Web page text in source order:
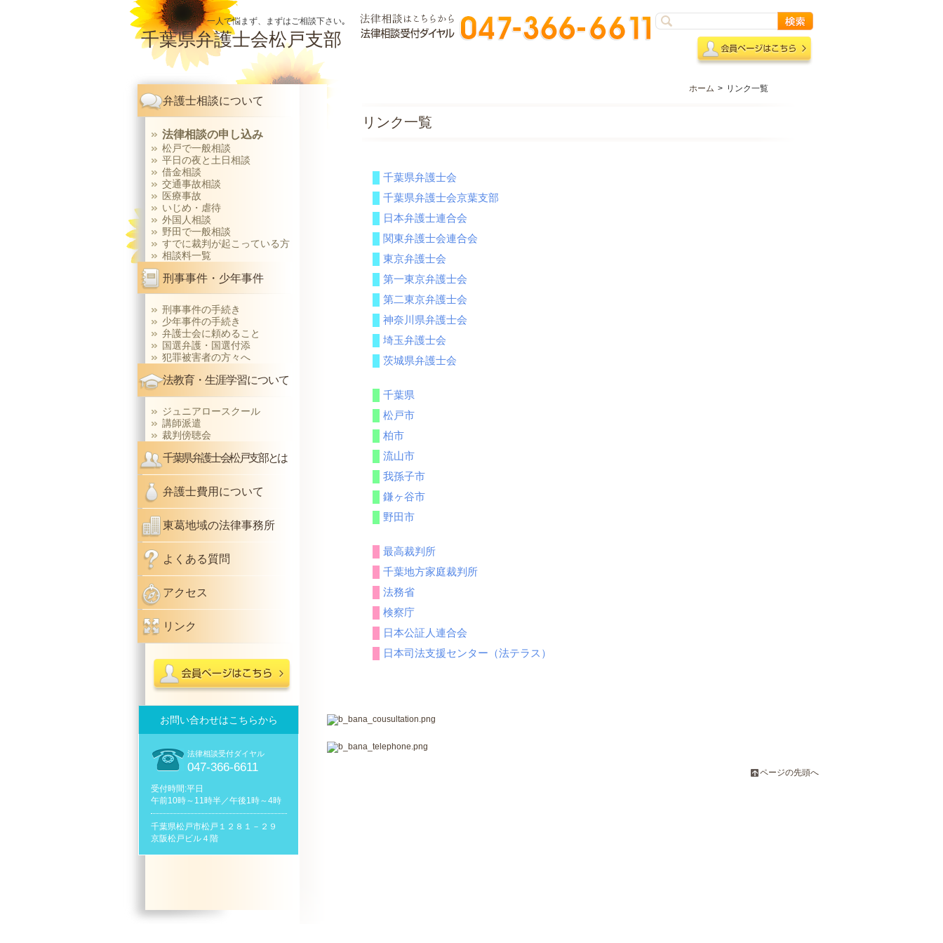
一人で悩まず、まずはご相談下さい｡
千葉県弁護士会松戸支部
弁護士相談について
法律相談の申し込み
松戸で一般相談
平日の夜と土日相談
借金相談
交通事故相談
医療事故
いじめ・虐待
外国人相談
野田で一般相談
すでに裁判が起こっている方
相談料一覧
刑事事件・少年事件
刑事事件の手続き
少年事件の手続き
弁護士会に頼めること
国選弁護・国選付添
犯罪被害者の方々へ
法教育・生涯学習について
ジュニアロースクール
講師派遣
裁判傍聴会
千葉県弁護士会松戸支部とは
弁護士費用について
東葛地域の法律事務所
よくある質問
アクセス
リンク
お問い合わせはこちらから
法律相談受付ダイヤル
047-366-6611
受付時間:平日
午前10時～11時半／午後1時～4時
千葉県松戸市松戸１２８１－２９
京阪松戸ビル４階
ホーム > リンク一覧
リンク一覧
千葉県弁護士会
千葉県弁護士会京葉支部
日本弁護士連合会
関東弁護士会連合会
東京弁護士会
第一東京弁護士会
第二東京弁護士会
神奈川県弁護士会
埼玉弁護士会
茨城県弁護士会
千葉県
松戸市
柏市
流山市
我孫子市
鎌ヶ谷市
野田市
最高裁判所
千葉地方家庭裁判所
法務省
検察庁
日本公証人連合会
日本司法支援センター（法テラス）
ページの先頭へ